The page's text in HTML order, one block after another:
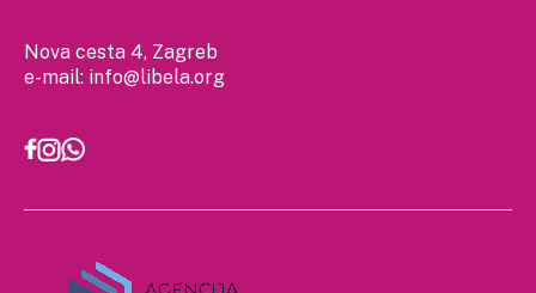
Nova cesta 4, Zagreb
e-mail: info@libela.org